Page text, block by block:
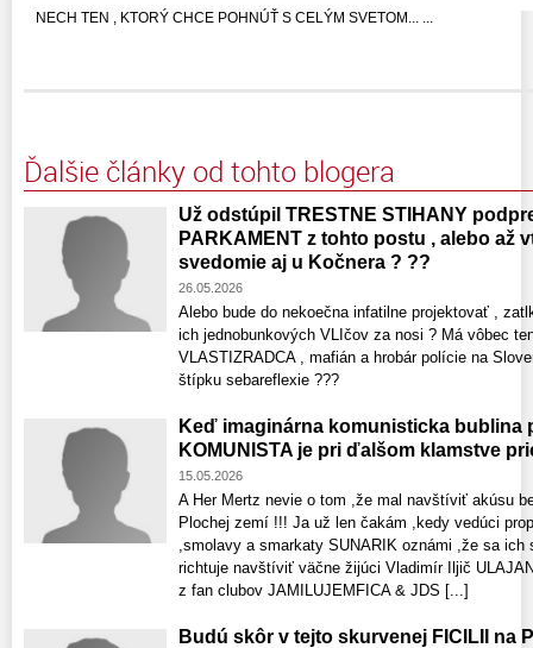
NECH TEN , KTORÝ CHCE POHNÚŤ S CELÝM SVETOM... ...
Ďalšie články od tohto blogera
Už odstúpil TRESTNE STIHANY
PARKAMENT z tohto postu , alebo až
svedomie aj u Kočnera ? ??
26.05.2026
Alebo bude do nekoečna infatilne projektovať ,
ich jednobunkových VLIčov za nosi ? Má vôbec
VLASTIZRADCA , mafián a hrobár polície na
štípku sebareflexie ???
Keď imaginárna komunisticka bublina
KOMUNISTA je pri ďalšom klamstve
15.05.2026
A Her Mertz nevie o tom ,že mal navštíviť akúsu
Plochej zemí !!! Ja už len čakám ,kedy vedúci
,smolavy a smarkaty SUNARIK oznámi ,že sa
richtuje navštíviť väčne žijúci Vladimír Iljič
z fan clubov JAMILUJEMFICA & JDS [...]
Budú skôr v tejto skurvenej FICILII na